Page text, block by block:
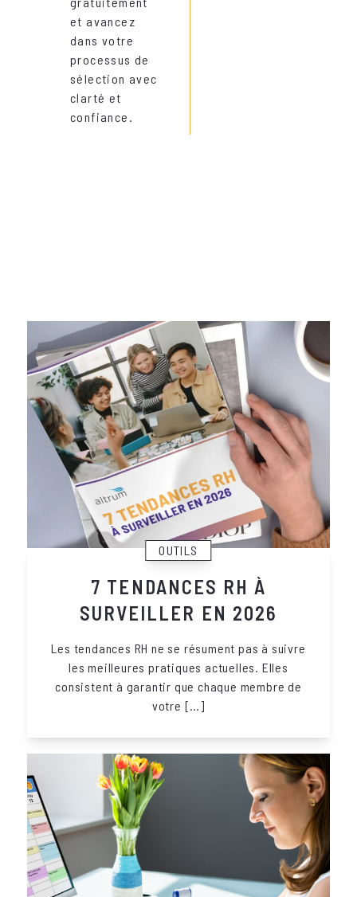
et avancez
dans votre
processus de
sélection avec
clarté et
confiance.
OUTILS
7 TENDANCES RH À
SURVEILLER EN 2026
Les tendances RH ne se résument pas à suivre
les meilleures pratiques actuelles. Elles
consistent à garantir que chaque membre de
votre […]